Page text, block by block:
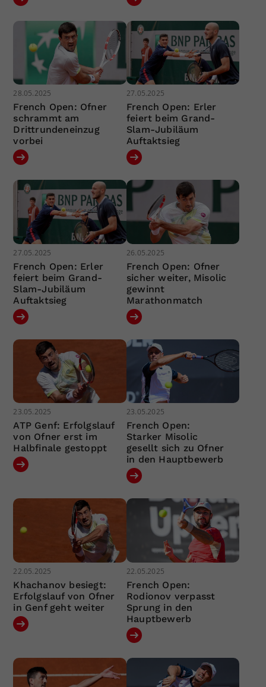
28.05.2025
French Open: Ofner
schrammt am
Drittrundeneinzug
vorbei
27.05.2025
French Open: Erler
feiert beim Grand-
Slam-Jubiläum
Auftaktsieg
27.05.2025
French Open: Erler
feiert beim Grand-
Slam-Jubiläum
Auftaktsieg
26.05.2025
French Open: Ofner
sicher weiter, Misolic
gewinnt
Marathonmatch
23.05.2025
ATP Genf: Erfolgslauf
von Ofner erst im
Halbfinale gestoppt
23.05.2025
French Open:
Starker Misolic
gesellt sich zu Ofner
in den Hauptbewerb
22.05.2025
Khachanov besiegt:
Erfolgslauf von Ofner
in Genf geht weiter
22.05.2025
French Open:
Rodionov verpasst
Sprung in den
Hauptbewerb